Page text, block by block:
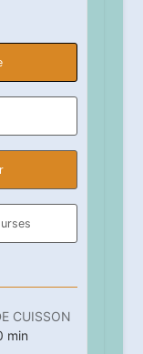
CUISSON
minutes
min